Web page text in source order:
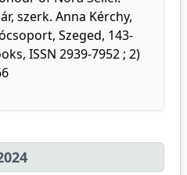
szerk. Anna Kérchy,
Szeged, 143-
ISSN 2939-7952 ; 2)